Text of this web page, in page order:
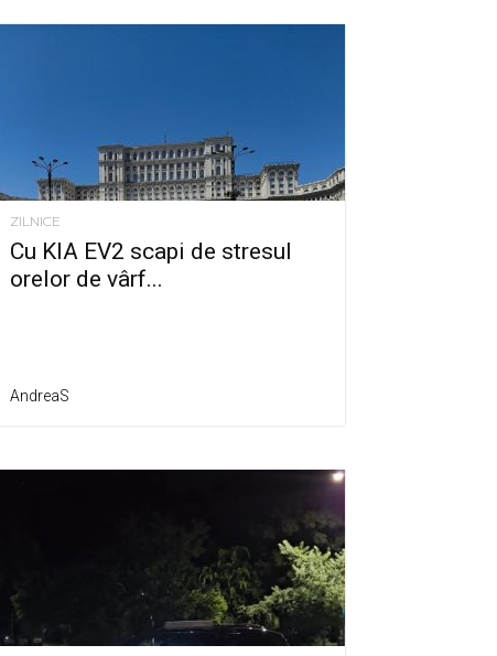
ZILNICE
Cu KIA EV2 scapi de stresul
orelor de vârf...
AndreaS